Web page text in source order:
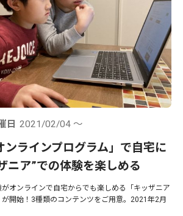
日 2021/02/04 ～
ンラインプログラム」で自宅に
ニア”での体験を楽しめる
オンラインで自宅からでも楽しめる「キッザニア
開始！3種類のコンテンツをご用意。2021年2月